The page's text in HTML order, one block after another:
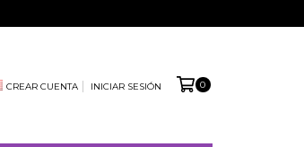
CREAR CUENTA INICIAR SESIÓN 0